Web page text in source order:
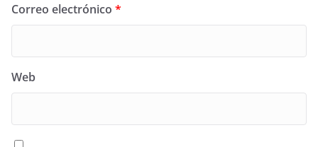
Correo electrónico *
Web